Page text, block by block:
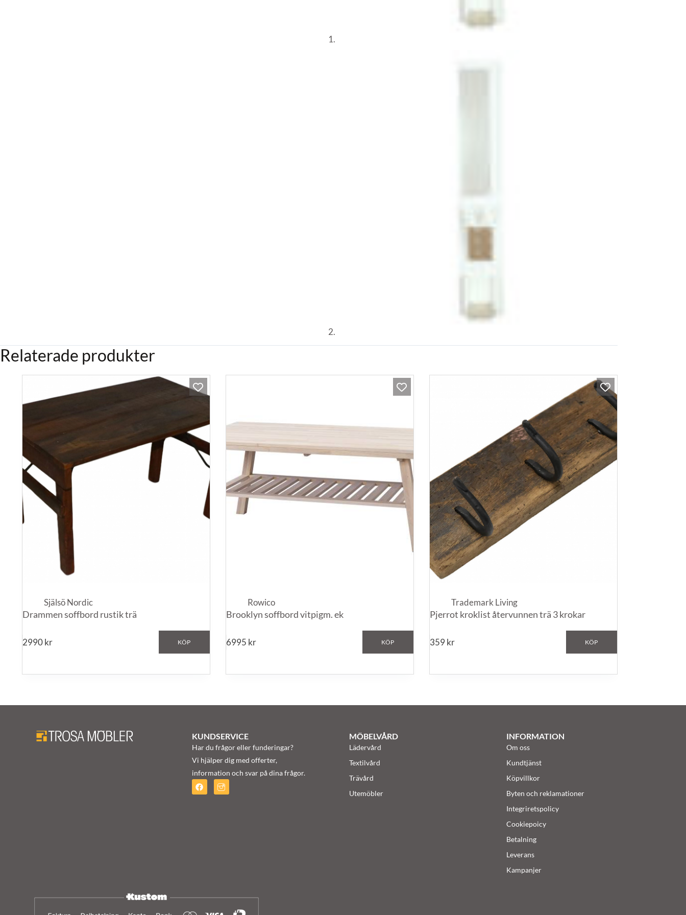
Relaterade produkter
Själsö Nordic
Drammen soffbord rustik trä
2990kr KÖP
Rowico
Brooklyn soffbord vitpigm. ek
6995 kr KÖP
Trademark Living
Pjerrot kroklist återvunnen trä 3 krokar
359kr KÖP
KUNDSERVICE
Har du frågor eller funderingar?
Vi hjälper dig med offerter,
information och svar på dina frågor.
MÖBELVÅRD
Lädervård
Textilvård
Trävård
Utemöbler
INFORMATION
Om oss
Kundtjänst
Köpvillkor
Byten och reklamationer
Integriretspolicy
Cookiepoicy
Betalning
Leverans
Kampanjer